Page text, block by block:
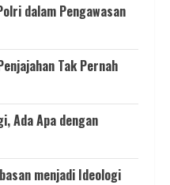
dalam Pengawasan
Tak Pernah
Ada Apa dengan
menjadi Ideologi